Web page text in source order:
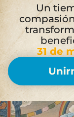
Un
31 de